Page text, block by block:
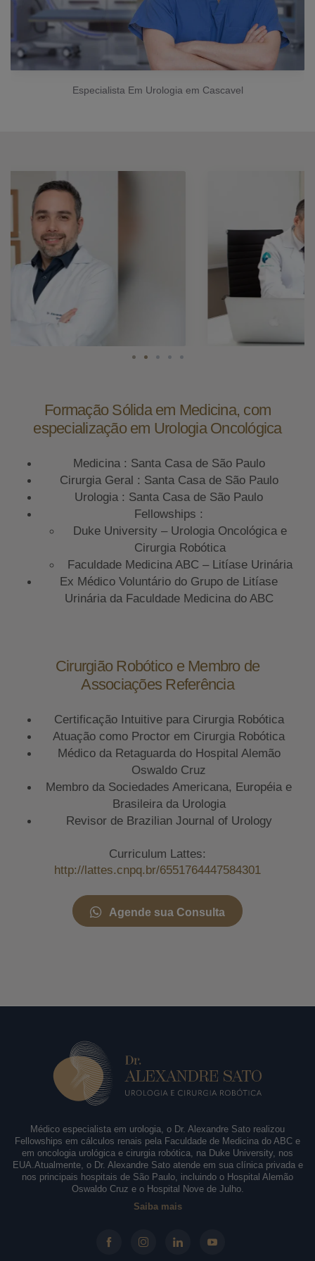
Especialista Em Urologia em Cascavel
Formação Sólida em Medicina, com
especialização em Urologia Oncológica
Medicina : Santa Casa de São Paulo
Cirurgia Geral : Santa Casa de São Paulo
Urologia : Santa Casa de São Paulo
Fellowships :
Duke University – Urologia Oncológica e
Cirurgia Robótica
Faculdade Medicina ABC – Litíase Urinária
Ex Médico Voluntário do Grupo de Litíase
Urinária da Faculdade Medicina do ABC
Cirurgião Robótico e Membro de
Associações Referência
Certificação Intuitive para Cirurgia Robótica
Atuação como Proctor em Cirurgia Robótica
Médico da Retaguarda do Hospital Alemão
Oswaldo Cruz
Membro da Sociedades Americana, Européia e
Brasileira da Urologia
Revisor de Brazilian Journal of Urology
Curriculum Lattes:
http://lattes.cnpq.br/6551764447584301
Agende sua Consulta
Médico especialista em urologia, o Dr. Alexandre Sato realizou
Fellowships em cálculos renais pela Faculdade de Medicina do ABC e
em oncologia urológica e cirurgia robótica, na Duke University, nos
EUA.Atualmente, o Dr. Alexandre Sato atende em sua clínica privada e
nos principais hospitais de São Paulo, incluindo o Hospital Alemão
Oswaldo Cruz e o Hospital Nove de Julho.
Saiba mais